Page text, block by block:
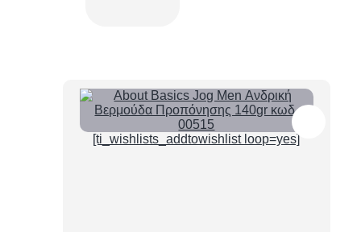
βερμούδες που προβάλλουν το brand σου.
[ti_wishlists_addtowishlist loop=yes]